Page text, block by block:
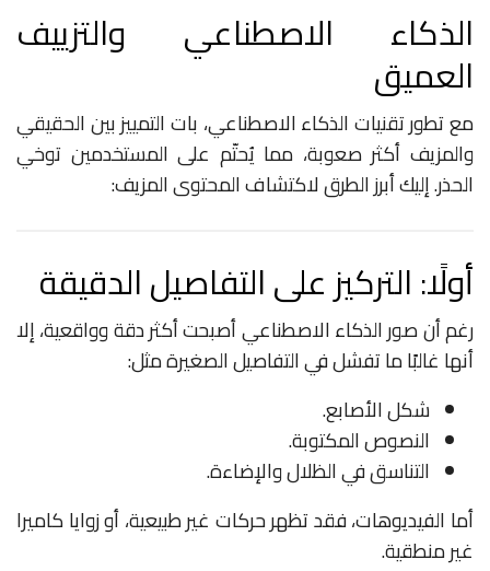
الذكاء الاصطناعي والتزييف
العميق
مع تطور تقنيات الذكاء الاصطناعي، بات التمييز بين الحقيقي
والمزيف أكثر صعوبة، مما يُحتّم على المستخدمين توخي
الحذر. إليك أبرز الطرق لاكتشاف المحتوى المزيف:
أولًا: التركيز على التفاصيل الدقيقة
رغم أن صور الذكاء الاصطناعي أصبحت أكثر دقة وواقعية، إلا
أنها غالبًا ما تفشل في التفاصيل الصغيرة مثل:
شكل الأصابع.
النصوص المكتوبة.
التناسق في الظلال والإضاءة.
أما الفيديوهات، فقد تظهر حركات غير طبيعية، أو زوايا كاميرا
غير منطقية.